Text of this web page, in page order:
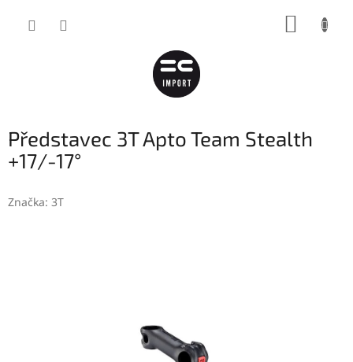
Představec 3T Apto Team Stealth
+17/-17°
Značka: 3T